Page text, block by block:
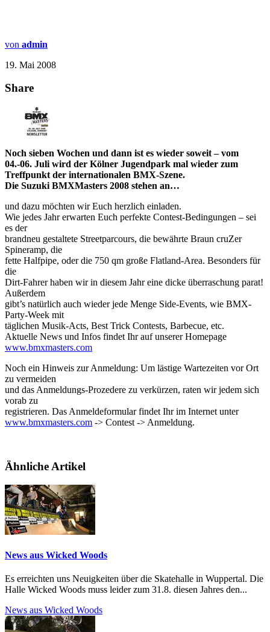
von admin
19. Mai 2008
Share
Noch sieben Wochen und dann ist es wieder soweit – vom
04.-06. Juli wird der Kölner Jugendpark mal wieder zum
Treffpunkt der internationalen BMX-Szene.
Die Suzuki BMXMasters 2008 stehen an…
und dazu möchten wir Euch herzlich einladen.
Wie jedes Jahr erwarten Euch perfekte Contest-Bedingungen – sei
es der
brandneu gestaltete Streetparcours, die bewährte Braun cruZer
Spineramp, die
fette Halfpipe, oder die 750 qm große Flatland-Area. Besonders für
die
Dirt-Fahrer haben wir in diesem Jahr eine dicke überraschung parat!
Außerdem
gibt’s natürlich auch wieder jede Menge Side-Events, wie BMX-
Party-Week mit
täglichen Musik-Acts, Best Trick Contests, Barbecue, etc.
Aktuelle News und Infos findet Ihr auf unserer Homepage
www.bmxmasters.com
Noch ein Hinweis zur Anmeldung: Um lästige Wartezeiten vor Ort
zu vermeiden
und das Anmeldungs-Prozedere zu verkürzen, raten wir jedem sich
vorab zu
registrieren. Das Anmeldeformular findet Ihr im Internet unter
www.bmxmasters.com -> Contest -> Anmeldung.
Ähnliche Artikel
News aus Wicked Woods
Es erreichten uns Neuigkeiten über die Skatehalle in Wuppertal. Die
Halle Wicked Woods muss leider zum 31.8. diesen Jahres den...
News aus Wicked Woods